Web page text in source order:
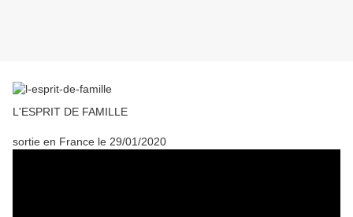
L'ESPRIT DE FAMILLE
sortie en France le 29/01/2020